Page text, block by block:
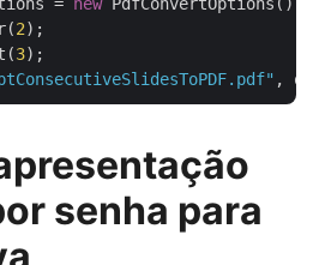
2);
3);
senha para